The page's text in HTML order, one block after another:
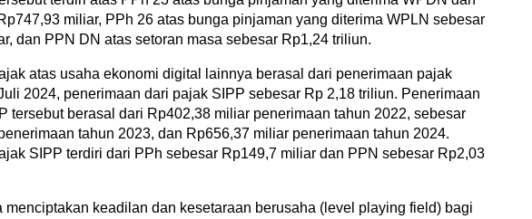
miliar, PPh 26 atas bunga pinjaman yang diterima WPLN sebesar
dan PPN DN atas setoran masa sebesar Rp1,24 triliun.
atas usaha ekonomi digital lainnya berasal dari penerimaan pajak
2024, penerimaan dari pajak SIPP sebesar Rp 2,18 triliun. Penerimaan
tersebut berasal dari Rp402,38 miliar penerimaan tahun 2022, sebesar
tahun 2023, dan Rp656,37 miliar penerimaan tahun 2024.
SIPP terdiri dari PPh sebesar Rp149,7 miliar dan PPN sebesar Rp2,03
menciptakan keadilan dan kesetaraan berusaha (level playing field) bagi